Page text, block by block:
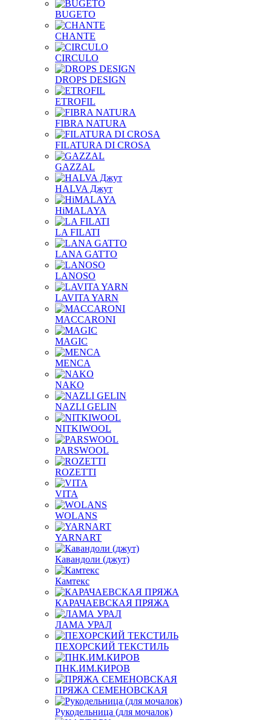
BUGETO
CHANTE
CIRCULO
DROPS DESIGN
ETROFIL
FIBRA NATURA
FILATURA DI CROSA
GAZZAL
HALVA Джут
HiMALAYA
LA FILATI
LANA GATTO
LANOSO
LAVITA YARN
MACCARONI
MAGIC
MENCA
NAKO
NAZLI GELIN
NITKIWOOL
PARSWOOL
ROZETTI
VITA
WOLANS
YARNART
Кавандоли (джут)
Камтекс
КАРАЧАЕВСКАЯ ПРЯЖА
ЛАМА УРАЛ
ПЕХОРСКИЙ ТЕКСТИЛЬ
ПНК.ИМ.КИРОВ
ПРЯЖА СЕМЕНОВСКАЯ
Рукодельница (для мочалок)